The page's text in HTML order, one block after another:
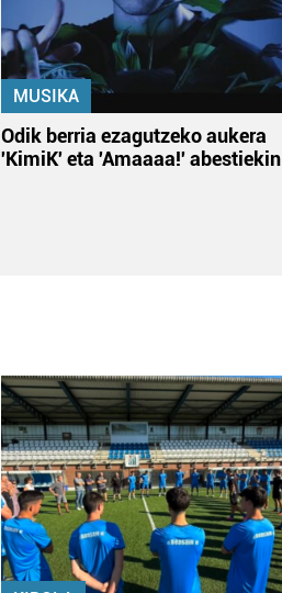
MUSIKA
Odik berria ezagutzeko aukera
'KimiK' eta 'Amaaaa!' abestiekin